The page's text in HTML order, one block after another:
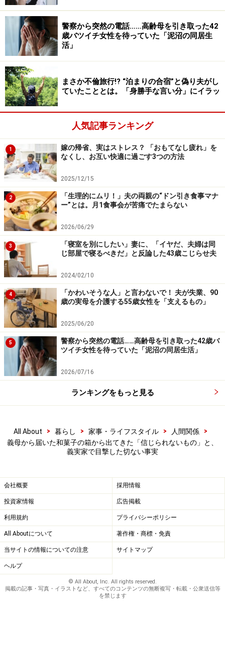
好きな和菓子の箱をくれたんです。
早速、その晩、いただいたんですが、箱の下のほうに封
筒が入っていた。なんだろうと思ってみたら、なんと50
万円が！ びっくりして夫に伝え、夫から返してもらうこ
とにしました」
お金がほしくてやったわけではないとも伝えてもらっ
た。だが、「材料費だからって、受け取らないんだよ」
ら、預かっておこうと夫婦で話し合った。
＞義父が入院中に家に行ってみると衝撃の事実が
※記事内容は執筆時点のものです。最新の内容をご確認くださ
い。
1/2 次のページへ
警察から突然の電話……高齢母を引き取った42
歳バツイチ女性を待っていた「泥沼の同居生
活」
まさか不倫旅行!? “泊まりの合宿”と偽り夫がし
ていたこととは。「身勝手な言い分」にイラッ
人気記事ランキング
1
嫁の帰省、実はストレス？ 「おもてなし疲れ」を
なくし、お互い快適に過ごす3つの方法
2025/12/15
2
「生理的にムリ！」夫の両親の“ドン引き食事マナ
ー”とは。月1食事会が苦痛でたまらない
2026/06/29
3
「寝室を別にしたい」妻に、「イヤだ、夫婦は同
じ部屋で寝るべきだ」と反論した43歳こじらせ夫
2024/02/10
4
「かわいそうな人」と言わないで！ 夫が失業、90
歳の実母を介護する55歳女性を「支えるもの」
2025/06/20
5
警察から突然の電話……高齢母を引き取った42歳バ
ツイチ女性を待っていた「泥沼の同居生活」
2026/07/16
ランキングをもっと見る
All About > 暮らし > 家事・ライフスタイル > 人間関係
>
義母から届いた和菓子の箱から出てきた「信じられないもの」と、
義実家で目撃した切ない事実
会社概要 採用情報
投資家情報 広告掲載
利用規約 プライバシーポリシー
All Aboutについて 著作権・商標・免責
当サイトの情報についての注意 サイトマップ
ヘルプ
© All About, Inc. All rights reserved.
掲載の記事・写真・イラストなど、すべてのコンテンツの無断複写・転載・公衆送信等
を禁じます